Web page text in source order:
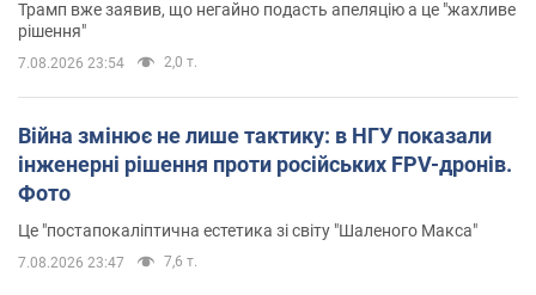
Трамп вже заявив, що негайно подасть апеляцію а це "жахливе
рішення"
7.08.2026 23:54 2,0 т.
Війна змінює не лише тактику: в НГУ показали
інженерні рішення проти російських FPV-дронів.
Фото
Це "постапокаліптична естетика зі світу "Шаленого Макса"
7.08.2026 23:47 7,6 т.